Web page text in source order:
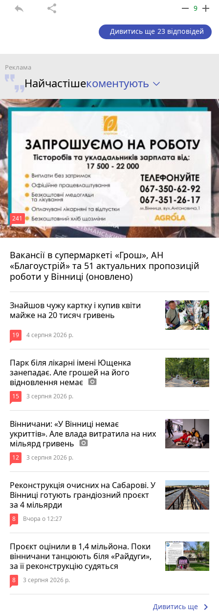
reply share remove 9 add
Дивитись ще 23 відповідей
Найчастішекоментують
Вакансії в супермаркеті «Грош», АН
«Благоустрій» та 51 актуальних пропозицій
роботи у Вінниці (оновлено)
241
4 серпня 2026 р.
Знайшов чужу картку і купив квіти
майже на 20 тисяч гривень
19 4 серпня 2026 р.
Парк біля лікарні імені Ющенка
занепадає. Але грошей на його
відновлення немає photo_camera
15 3 серпня 2026 р.
Вінничани: «У Вінниці немає
укриттів». Але влада витратила на них
мільярд гривень photo_camera
12 3 серпня 2026 р.
Реконструкція очисних на Сабарові. У
Вінниці готують грандіозний проєкт
за 4 мільярди
8 Вчора о 12:27
Проєкт оцінили в 1,4 мільйона. Поки
вінничани танцюють біля «Райдуги»,
за її реконструкцію судяться
8 3 серпня 2026 р.
Дивитись ще keyboard_arrow_right